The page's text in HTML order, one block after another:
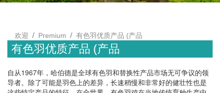
欢迎 / Premium / 有色羽优质产品 (产品
有色羽优质产品 (产品
自从1967年，哈伯德是全球有色羽和替换性产品市场无可争议的领
导者。除了可能是羽色上的差异，长速稍慢和非常好的健壮性也是